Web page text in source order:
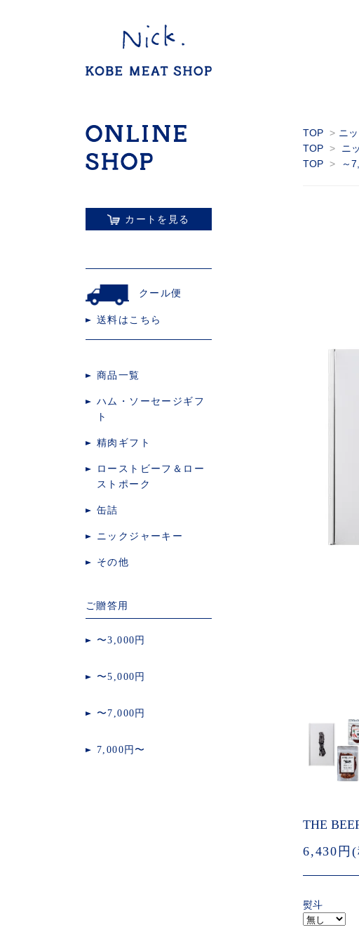
TOP > ニ
TOP >
ニ
TOP > ～
THE
6,430円
熨斗
カートを見る
クール便
送料はこちら
商品一覧
ハム・ソーセージギフ
ト
精肉ギフト
ローストビーフ＆ロー
ストポーク
缶詰
ニックジャーキー
その他
ご贈答用
〜3,000円
〜5,000円
〜7,000円
7,000円〜